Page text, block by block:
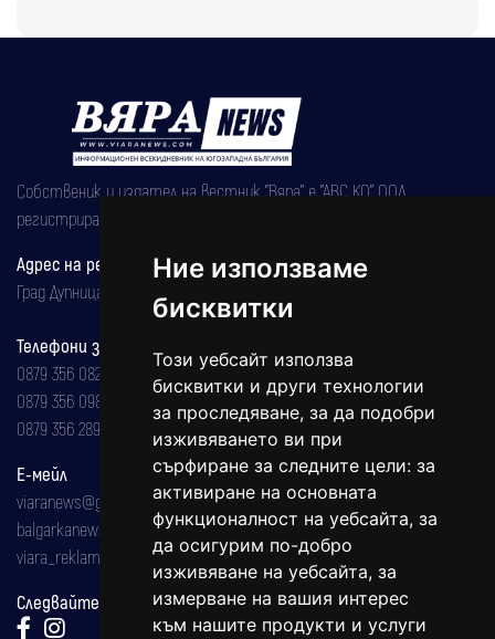
Ние използваме
бисквитки
Този уебсайт използва
бисквитки и други технологии
за проследяване, за да подобри
изживяването ви при
сърфиране за следните цели: за
активиране на основната
функционалност на уебсайта, за
да осигурим по-добро
изживяване на уебсайта, за
измерване на вашия интерес
към нашите продукти и услуги
Собственик и издател на вестник "Вяра" е "АВС КО" ООД,
регистрирана на 08.05.2002 година.
Адрес на редакцията
Град Дупница, ул.''Христо Ботев" 43
Телефони за реклама и абонаменти
0879 356 082
0879 356 098
0879 356 289
Е-мейл
viaranews@gmail.com
balgarkanews@gmail.com
viara_reklama@mail.bg
Следвайте ни: